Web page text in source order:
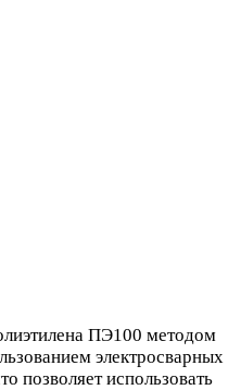
ПЭ100 методом
электросварных
позволяет использовать